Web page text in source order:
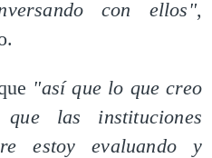
con ellos",
"así que lo que creo
las instituciones
estoy evaluando y